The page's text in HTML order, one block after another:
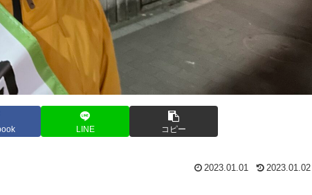
LINE コピー
2023.01.01 2023.01.02